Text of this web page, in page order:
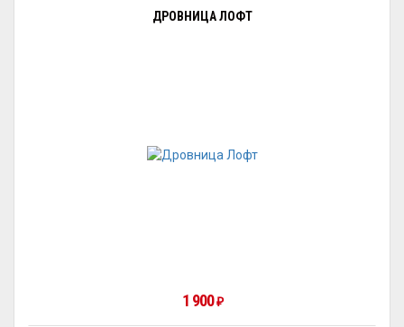
ДРОВНИЦА ЛОФТ
1 900₽